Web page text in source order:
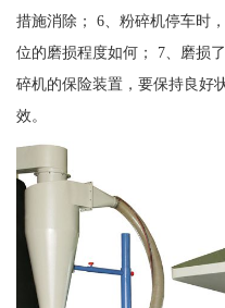
措施消除； 6、粉碎机停车时
位的磨损程度如何； 7、磨损
碎机的保险装置，要保持良好
效。